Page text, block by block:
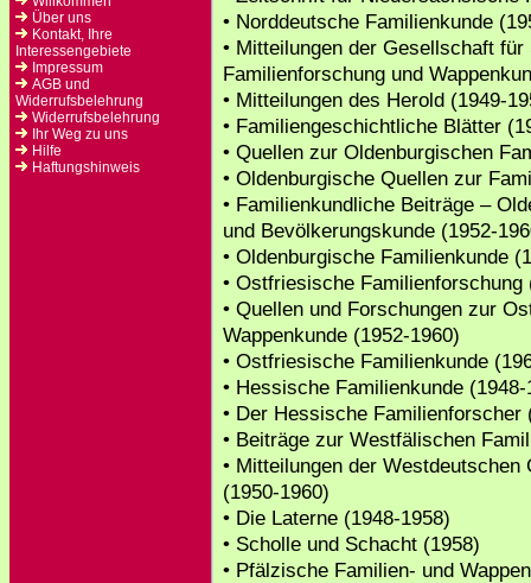
Über uns
Kontakt, Ihre
Interessengebiete
Impressum
AGB und
Widerrufsbelehrung
Widerrufsbelehrung
Ihr Weg zu uns
Hilfe
Haftungshinweis
• Norddeutsche Familienkunde
• Mitteilungen der Gesellschaft
Familienforschung und
• Mitteilungen des Herold (1949-
• Familiengeschichtliche Blätter
• Quellen zur Oldenburgischen
• Oldenburgische Quellen zur
• Familienkundliche Beiträge –
und Bevölkerungskunde (1952-
• Oldenburgische Familienkunde
• Ostfriesische Familienforschung
• Quellen und Forschungen zur
Wappenkunde (1952-1960)
• Ostfriesische Familienkunde
• Hessische Familienkunde (1948-
• Der Hessische Familienforscher
• Beiträge zur Westfälischen
• Mitteilungen der
(1950-1960)
• Die Laterne (1948-1958)
• Scholle und Schacht (1958)
• Pfälzische Familien- und